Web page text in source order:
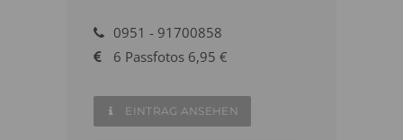
0951 - 91700858
6 Passfotos 6,95 €
EINTRAG ANSEHEN